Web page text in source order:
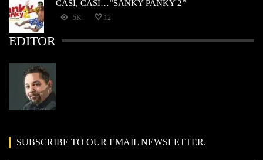
CASI, CASI…”SANKY PANKY 2”
5K 12
EDITOR
SUBSCRIBE TO OUR EMAIL NEWSLETTER.